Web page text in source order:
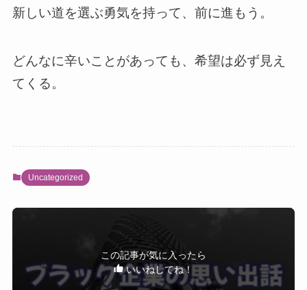
新しい道を選ぶ勇気を持って、前に進もう。
どんなに辛いことがあっても、希望は必ず見え
てくる。
Uncategorized
この記事が気に入ったら
いいねしてね！